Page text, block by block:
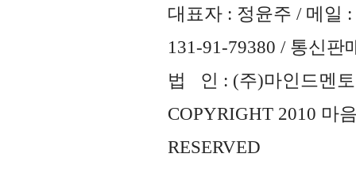
대표자 : 정윤주 / 메일 :
131-91-79380 / 통신판
법 인 : (주)마인드멘토
COPYRIGHT 2010 마
RESERVED